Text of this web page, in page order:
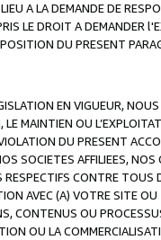
A LA DEMANDE DE
LE DROIT A DEMANDER
DU PRESENT
EN VIGUEUR,
LE MAINTIEN OU
DU PRESENT
SOCIETES AFFILIEES,
CONTRE
AVEC (A) VOTRE SITE
CONTENUS OU
OU LA